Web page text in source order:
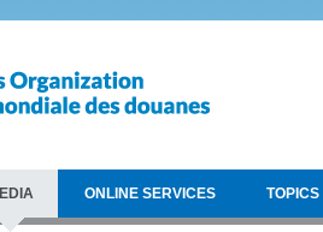
ONLINE SERVICES TOPICS